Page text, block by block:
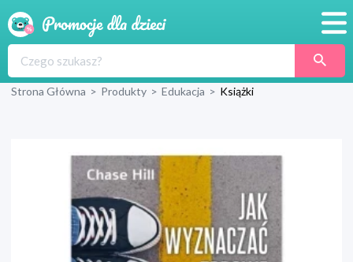
Produkty
Wyprawka
Strona Główna > Produkty > Edukacja > Książki